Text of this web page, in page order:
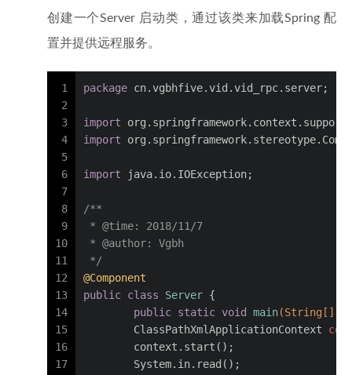
创建一个Server 启动类，通过该类来加载Spring 配
置并提供远程服务。
1
2
3
4
5
6
7
8
9
10
11
12
13
14
15
16
17
package cn.vgbhfive.vid.vid_rpc.server;
import
import
import java.io.IOException;
/**
* @time: 2018/11/7
* @author: Vgbh
*/
@Component
public class Server {
public static void main(String[]
ClassPathXmlApplicationContext
        context.start();
        System.in.read();